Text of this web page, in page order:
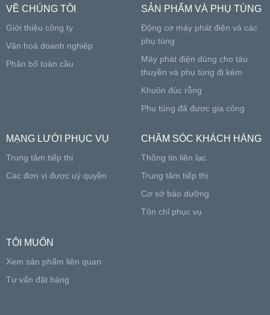
VỀ CHÚNG TÔI
Giới thiệu công ty
Văn hoá doanh nghiệp
Phân bố toàn cầu
SẢN PHẨM VÀ PHỤ TÙNG
Động cơ máy phát điện và các
phụ tùng
Máy phát điện dùng cho tàu
thuyền và phụ tùng đi kèm
Khuôn đúc rỗng
Phụ tùng đã được gia công
MẠNG LƯỚI PHỤC VỤ
Trung tâm tiếp thị
Các đơn vị được uỷ quyền
CHĂM SÓC KHÁCH HÀNG
Thông tin liên lạc
Trung tâm tiếp thị
Cơ sở bảo dưỡng
Tôn chỉ phục vụ
TÔI MUỐN
Xem sản phẩm liên quan
Tư vấn đặt hàng